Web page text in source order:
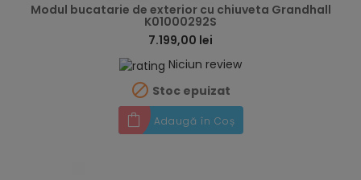
Modul bucatarie de exterior cu chiuveta Grandhall
K01000292S
7.199,00 lei
Niciun review
 Stoc epuizat
Adaugă în Coș